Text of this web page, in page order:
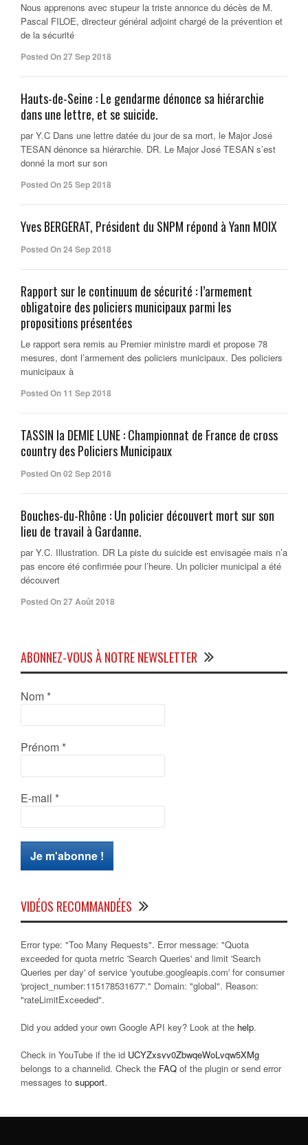
Nous apprenons avec stupeur la triste annonce du décès de M.
Pascal FILOE, directeur général adjoint chargé de la prévention et
de la sécurité
Posted On 27 Sep 2018
Hauts-de-Seine : Le gendarme dénonce sa hiérarchie
dans une lettre, et se suicide.
par Y.C Dans une lettre datée du jour de sa mort, le Major José
TESAN dénonce sa hiérarchie. DR. Le Major José TESAN s’est
donné la mort sur son
Posted On 25 Sep 2018
Yves BERGERAT, Président du SNPM répond à Yann MOIX
Posted On 24 Sep 2018
Rapport sur le continuum de sécurité : l’armement
obligatoire des policiers municipaux parmi les
propositions présentées
Le rapport sera remis au Premier ministre mardi et propose 78
mesures, dont l’armement des policiers municipaux. Des policiers
municipaux à
Posted On 11 Sep 2018
TASSIN la DEMIE LUNE : Championnat de France de cross
country des Policiers Municipaux
Posted On 02 Sep 2018
Bouches-du-Rhône : Un policier découvert mort sur son
lieu de travail à Gardanne.
par Y.C. Illustration. DR La piste du suicide est envisagée mais n’a
pas encore été confirmée pour l’heure. Un policier municipal a été
découvert
Posted On 27 Août 2018
ABONNEZ-VOUS À NOTRE NEWSLETTER
Nom *
Prénom *
E-mail *
VIDÉOS RECOMMANDÉES
Error type: "Too Many Requests". Error message: "Quota
exceeded for quota metric 'Search Queries' and limit 'Search
Queries per day' of service 'youtube.googleapis.com' for consumer
'project_number:115178531677'." Domain: "global". Reason:
"rateLimitExceeded".
Did you added your own Google API key? Look at the help.
Check in YouTube if the id UCYZxsvv0ZbwqeWoLvqw5XMg
belongs to a channelid. Check the FAQ of the plugin or send error
messages to support.